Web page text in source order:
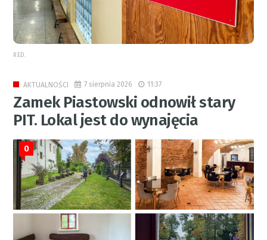
RED.
AKTUALNOŚCI 7 sierpnia 2026 11:37
Zamek Piastowski odnowił stary
PIT. Lokal jest do wynajęcia
0